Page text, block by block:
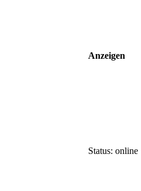
Anzeigen
Status: online